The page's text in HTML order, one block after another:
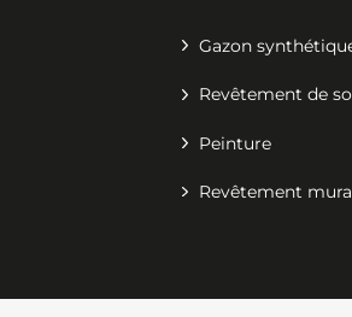
Gazon
Revêtement de
Peinture
Revêtement